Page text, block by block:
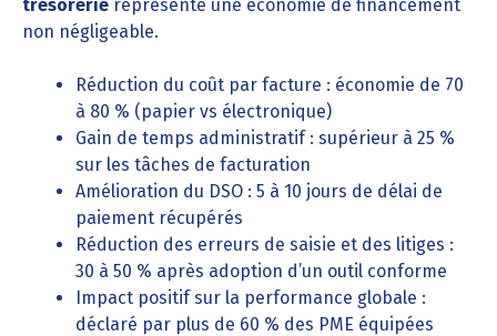
trésorerie représente une économie de financement
non négligeable.
Réduction du coût par facture : économie de 70
à 80 % (papier vs électronique)
Gain de temps administratif : supérieur à 25 %
sur les tâches de facturation
Amélioration du DSO : 5 à 10 jours de délai de
paiement récupérés
Réduction des erreurs de saisie et des litiges :
30 à 50 % après adoption d’un outil conforme
Impact positif sur la performance globale :
déclaré par plus de 60 % des PME équipées